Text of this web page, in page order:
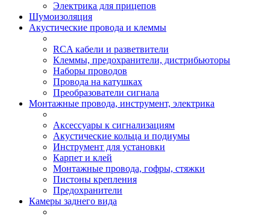
Электрика для прицепов
Шумоизоляция
Акустические провода и клеммы
RCA кабели и разветвители
Клеммы, предохранители, дистрибьюторы
Наборы проводов
Провода на катушках
Преобразователи сигнала
Монтажные провода, инструмент, электрика
Аксессуары к сигнализациям
Акустические кольца и подиумы
Инструмент для установки
Карпет и клей
Монтажные провода, гофры, стяжки
Пистоны крепления
Предохранители
Камеры заднего вида